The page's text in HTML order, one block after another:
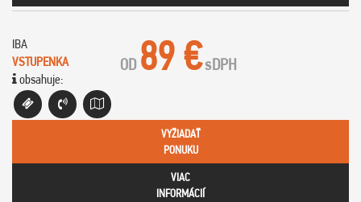
IBA
VSTUPENKA
obsahuje:
OD 89 €sDPH
VYŽIADAŤ
PONUKU
VIAC
INFORMÁCIÍ